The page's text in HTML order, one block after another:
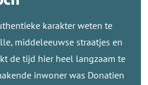
karakter weten te
middeleeuwse straatjes en
de tijd hier heel langzaam te
inwoner was Donatien